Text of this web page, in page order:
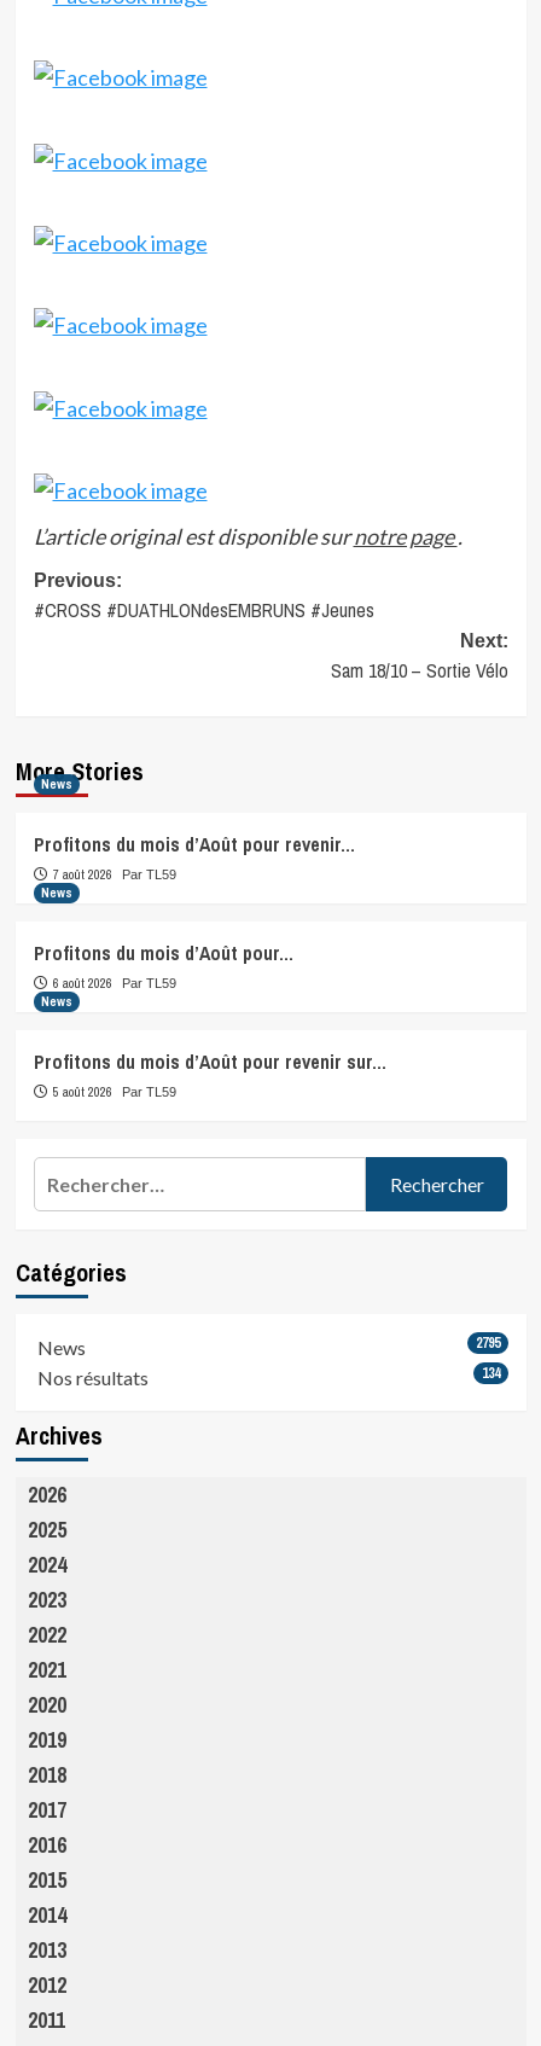
L’article original est disponible surnotre page.
Post
navigation
Previous:
#CROSS #DUATHLONdesEMBRUNS #Jeunes
Next:
Sam 18/10 – Sortie Vélo
More Stories
News
Profitons du mois d’Août pour revenir…
7 août 2026 Par TL59
News
Profitons du mois d’Août pour…
6 août 2026 Par TL59
News
Profitons du mois d’Août pour revenir sur…
5 août 2026 Par TL59
Catégories
News 2795
Nos résultats 134
Archives
2026
2025
2024
2023
2022
2021
2020
2019
2018
2017
2016
2015
2014
2013
2012
2011